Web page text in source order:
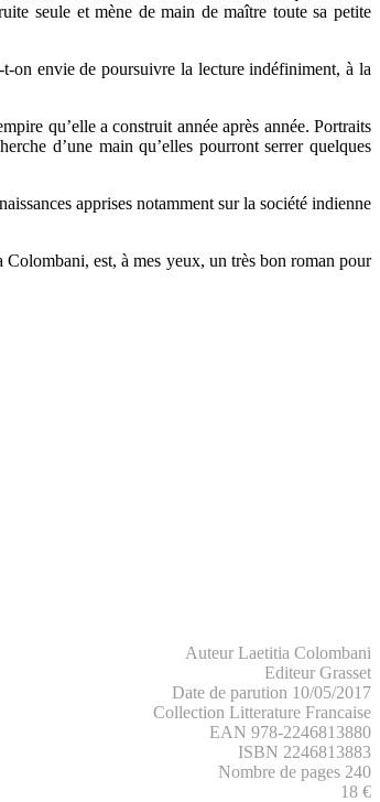
seule et mène de main de maître toute sa petite
on envie de poursuivre la lecture indéfiniment, à la
qu’elle a construit année après année. Portraits
d’une main qu’elles pourront serrer quelques
apprises notamment sur la société indienne
est, à mes yeux, un très bon roman pour
Auteur Laetitia Colombani
Editeur Grasset
Date de parution 10/05/2017
Collection Litterature Francaise
EAN 978-2246813880
ISBN 2246813883
Nombre de pages 240
18 €